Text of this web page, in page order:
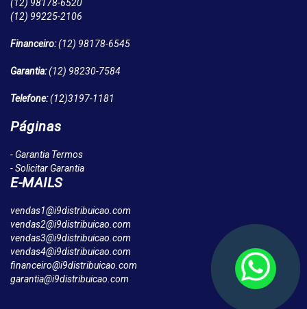
(12) 98178-6520
(12) 99225-2106
Financeiro:(12) 98178-6545
Garantia:(12) 98230-7584
Telefone:(12)3197-1181
Páginas
- Garantia Termos
- Solicitar Garantia
E-MAILS
vendas1@i9distribuicao.com
vendas2@i9distribuicao.com
vendas3@i9distribuicao.com
vendas4@i9distribuicao.com
financeiro@i9distribuicao.com
garantia@i9distribuicao.com